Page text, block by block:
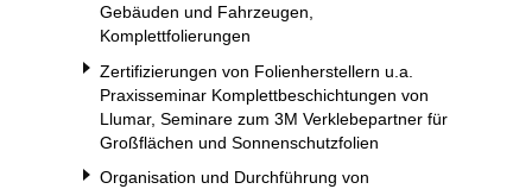
Gebäuden und Fahrzeugen,
Komplettfolierungen
Zertifizierungen von Folienherstellern u.a.
Praxisseminar Komplettbeschichtungen von
Llumar, Seminare zum 3M Verklebepartner für
Großflächen und Sonnenschutzfolien
Organisation und Durchführung von